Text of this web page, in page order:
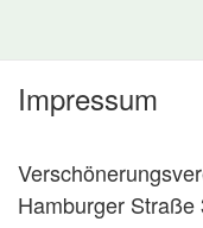
Impressum
Hamburger Straße